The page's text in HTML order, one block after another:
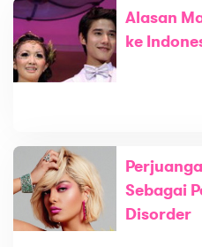
Alasan
ke
Sebagai
Disorder